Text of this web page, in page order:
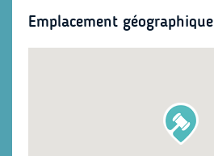
Emplacement géographique